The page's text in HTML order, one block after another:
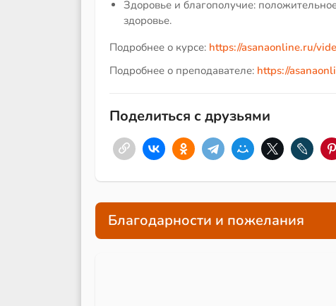
Здоровье и благополучие:
здоровье.
Подробнее о курсе: https://asanaonline.ru/
Подробнее о преподавателе: https://
Поделиться с друзьями
Благодарности и пожелания